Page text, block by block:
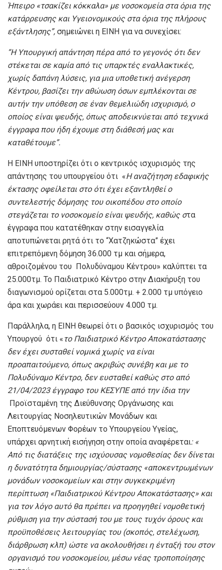
Ήπειρο «τσακίζει κόκκαλα» με νοσοκομεία στα όρια της
κατάρρευσης και Υγειονομικούς στα όρια της πλήρους
εξάντλησης”, σημειώνει η ΕΙΝΗ για να συνεχίσει:
“Η Υπουργική απάντηση πέρα από το γεγονός ότι δεν
στέκεται σε καμία από τις υπαρκτές εναλλακτικές,
χωρίς δαπάνη λύσεις, για μια υποθετική ανέγερση
Κέντρου, βασίζει την αθώωση όσων εμπλέκονται σε
αυτήν την υπόθεση σε έναν θεμελιώδη ισχυρισμό, ο
οποίος είναι ψευδής, όπως αποδεικνύεται από τεχνικά
έγγραφα που ήδη έχουμε στη διάθεσή μας και
καταθέτουμε”.
Η ΕΙΝΗ υποστηρίζει ότι ο κεντρικός ισχυρισμός της
απάντησης του υπουργείου ότι «Η αναζήτηση εδαφικής
έκτασης οφείλεται στο ότι έχει εξαντληθεί ο
συντελεστής δόμησης του οικοπέδου στο οποίο
στεγάζεται το νοσοκομείο είναι ψευδής, καθώς στα
έγγραφα που κατατέθηκαν στην εισαγγελία
αποτυπώνεται ρητά ότι το “Χατζηκώστα” έχει
επιτρεπόμενη δόμηση 36.000 τμ και σήμερα,
αθροιζομένου του Πολυδύναμου Κέντρου» καλύπτει τα
25.000τμ. Το Παιδιατρικό Κέντρο στην Διακήρυξη του
διαγωνισμού ορίζεται στα 5.000τμ. + 2.000 τμ υπόγειο
άρα και χωράει και περισσεύουν 4.000 τμ.
Παράλληλα, η ΕΙΝΗ θεωρεί ότι ο βασικός ισχυρισμός του
Υπουργού ότι «το Παιδιατρικό Κέντρο Αποκατάστασης
δεν έχει συσταθεί νομικά χωρίς να είναι
προαπαιτούμενο, όπως ακριβώς συνέβη και με το
Πολυδύναμο Κέντρο, δενευσταθεί καθώςστο από
21/04/2023 έγγραφο του ΚΕΣΥΠΕ από την ίδια την
Προϊσταμένη της Διεύθυνσης Οργάνωσης και
Λειτουργίας Νοσηλευτικών Μονάδων και
Εποπτευόμενων Φορέων το Υπουργείου Υγείας,
υπάρχει αρνητική εισήγηση στην οποία αναφέρεται: «
Από τις διατάξεις της ισχύουσας νομοθεσίας δεν δίνεται
η δυνατότητα δημιουργίας/σύστασης «αποκεντρωμένων
μονάδων νοσοκομείων και στην συγκεκριμένη
περίπτωση «Παιδιατρικού Κέντρου Αποκατάστασης» και
για τον λόγο αυτό θα πρέπει να προηγηθεί νομοθετική
ρύθμιση για την σύστασή του με τους τυχόν όρους και
προϋποθέσεις λειτουργίας του (σκοπός, στελέχωση,
διάρθρωση κλπ) ώστε να ακολουθήσει η ένταξή του στον
οργανισμό του νοσοκομείου, μέσω νέας τροποποίησης